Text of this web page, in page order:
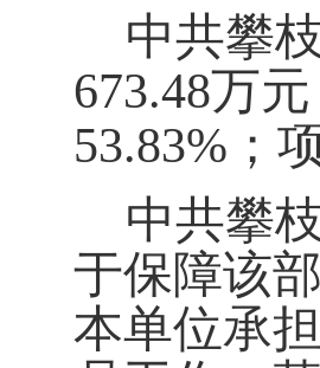
中共攀
673.48万
53.83% ；
中共攀
于保障该
本单位承